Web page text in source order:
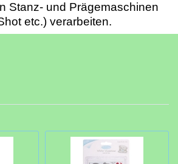
Stanz- und Prägemaschinen
etc.) verarbeiten.